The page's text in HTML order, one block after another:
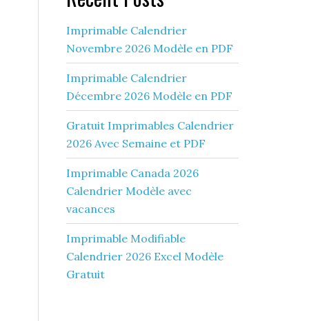
Imprimable Calendrier
Novembre 2026 Modèle en PDF
Imprimable Calendrier
Décembre 2026 Modèle en PDF
Gratuit Imprimables Calendrier
2026 Avec Semaine et PDF
Imprimable Canada 2026
Calendrier Modèle avec
vacances
Imprimable Modifiable
Calendrier 2026 Excel Modèle
Gratuit